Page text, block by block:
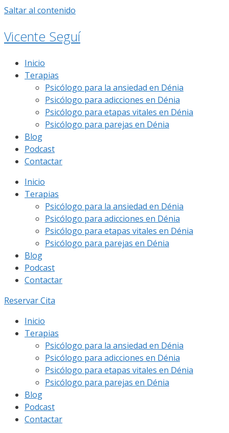
Saltar al contenido
Vicente Seguí
Inicio
Terapias
Psicólogo para la ansiedad en Dénia
Psicólogo para adicciones en Dénia
Psicólogo para etapas vitales en Dénia
Psicólogo para parejas en Dénia
Blog
Podcast
Contactar
Inicio
Terapias
Psicólogo para la ansiedad en Dénia
Psicólogo para adicciones en Dénia
Psicólogo para etapas vitales en Dénia
Psicólogo para parejas en Dénia
Blog
Podcast
Contactar
Reservar Cita
Inicio
Terapias
Psicólogo para la ansiedad en Dénia
Psicólogo para adicciones en Dénia
Psicólogo para etapas vitales en Dénia
Psicólogo para parejas en Dénia
Blog
Podcast
Contactar